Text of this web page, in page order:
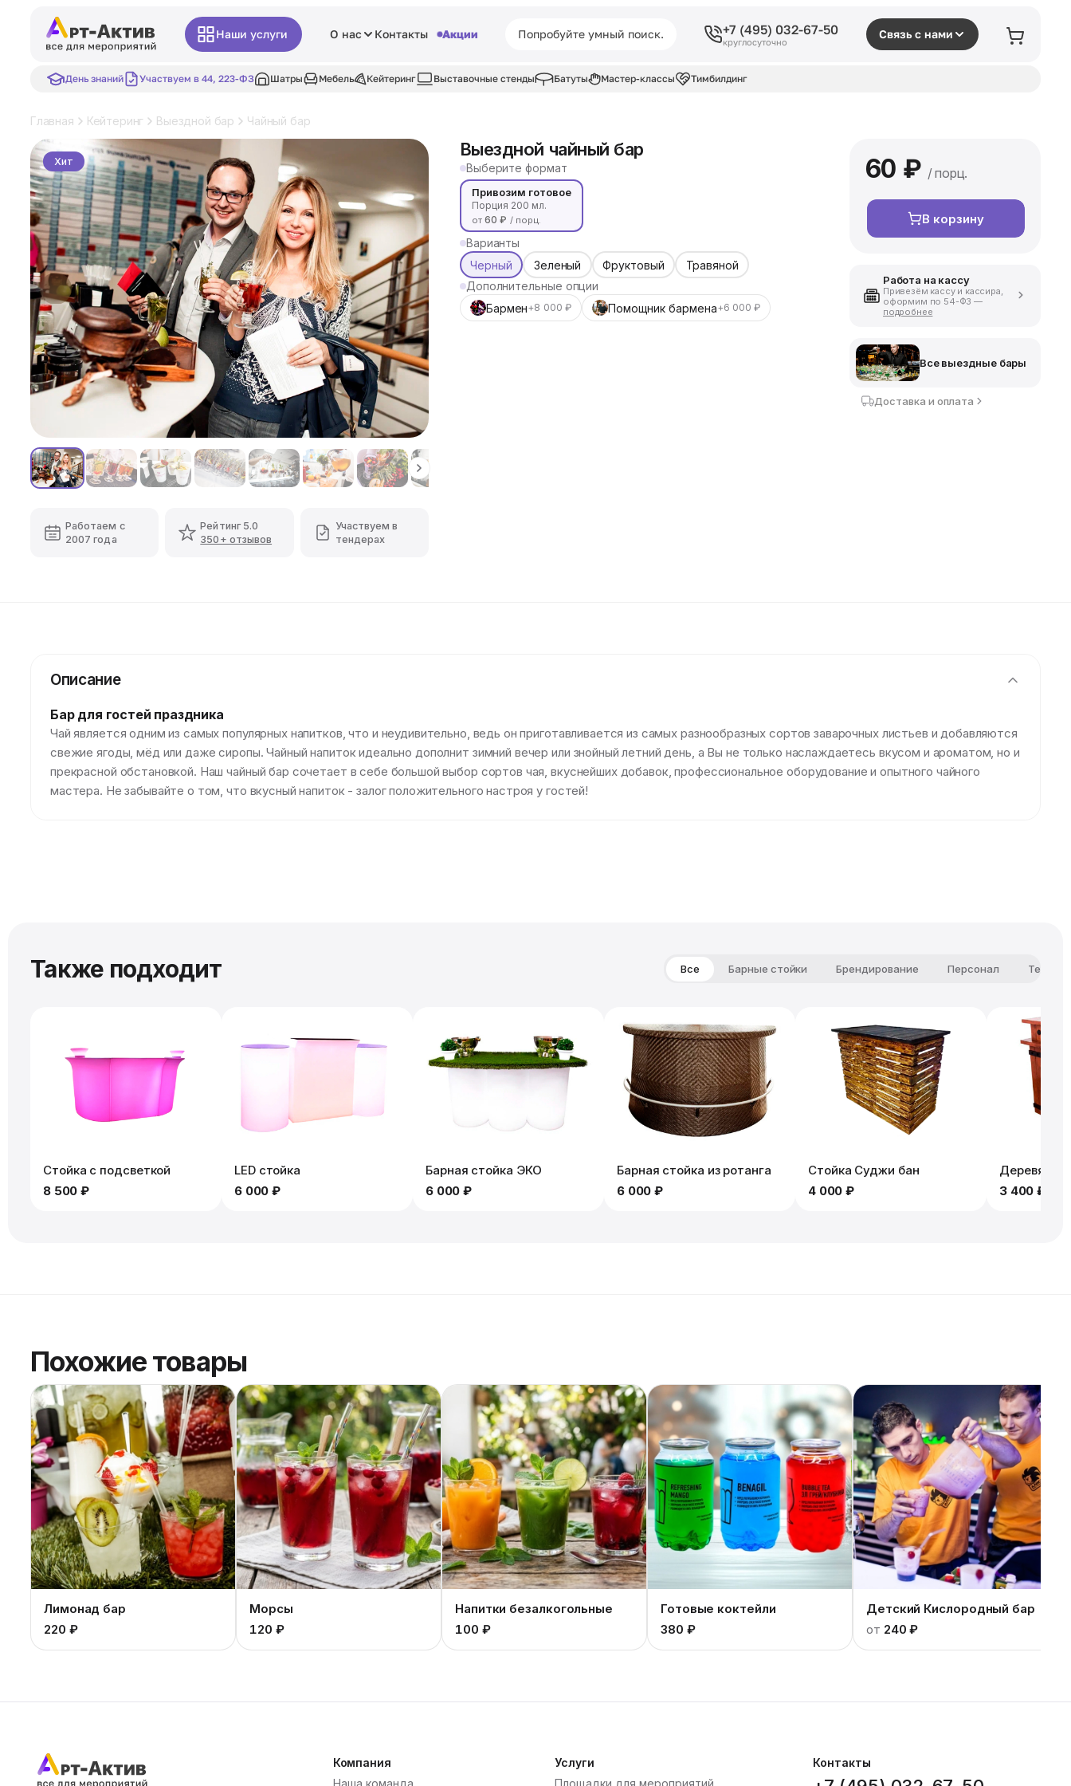
Наши услуги О нас Контакты Акции +7 (495) 032-67-50
круглосуточно
Связь с нами
День знаний Участвуем в 44, 223-ФЗ Шатры Мебель Кейтеринг Выставочные стенды Батуты Мастер-классы Тимбилдинг
Главная Кейтеринг Выездной бар Чайный бар
Хит
Работаем с
2007 года
Рейтинг 5.0
350+ отзывов
Участвуем в
тендерах
Выездной чайный бар
Выберите формат
Привозим готовое
Порция 200 мл.
от60 ₽ / порц.
Варианты
Черный
Зеленый Фруктовый
Травяной
Дополнительные опции
Бармен+8 000 ₽ Помощник бармена+6 000 ₽
60 ₽ / порц.
В корзину
Работа на кассу
Привезём кассу и кассира,
оформим по 54-ФЗ —
подробнее
Все выездные бары
Доставка и оплата
Описание
Бар для гостей праздника
Чай является одним из самых популярных напитков, что и неудивительно, ведь он приготавливается из самых разнообразных сортов заварочных листьев и добавляются
свежие ягоды, мёд или даже сиропы. Чайный напиток идеально дополнит зимний вечер или знойный летний день, а Вы не только наслаждаетесь вкусом и ароматом, но и
прекрасной обстановкой. Наш чайный бар сочетает в себе большой выбор сортов чая, вкуснейших добавок, профессиональное оборудование и опытного чайного
мастера. Не забывайте о том, что вкусный напиток - залог положительного настроя у гостей!
Также подходит Все Барные стойки Брендирование Персонал
Стойка с подсветкой
8 500 ₽
LED стойка
6 000 ₽
Барная стойка ЭКО
6 000 ₽
Барная стойка из ротанга
6 000 ₽
Стойка Суджи бан
4 000 ₽
3 400 ₽
Похожие товары
Лимонад бар
220 ₽
Морсы
120 ₽
Напитки безалкогольные
100 ₽
Готовые коктейли
380 ₽
Детский Кислородный бар
от 240 ₽
Компания
Услуги
Контакты